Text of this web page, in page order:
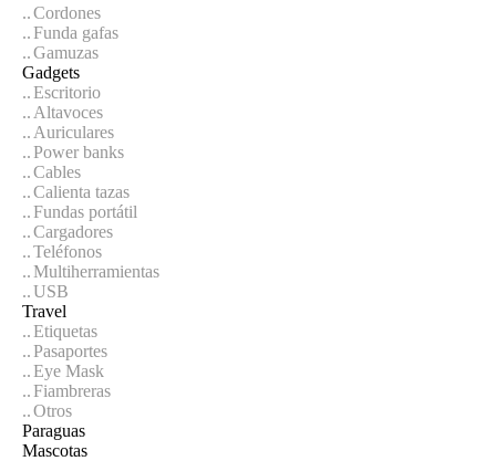
Cordones
Funda gafas
Gamuzas
Gadgets
Escritorio
Altavoces
Auriculares
Power banks
Cables
Calienta tazas
Fundas portátil
Cargadores
Teléfonos
Multiherramientas
USB
Travel
Etiquetas
Pasaportes
Eye Mask
Fiambreras
Otros
Paraguas
Mascotas